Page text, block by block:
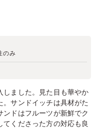
のみ
しました。見た目も華やか
サンドイッチは具材がた
ンドはフルーツが新鮮でク
てくださった方の対応も良